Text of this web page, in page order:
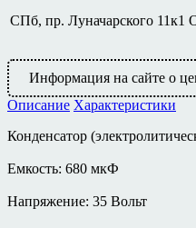
СПб, пр. Луначарского 11к1
Информация на сайте о
Описание Характеристики
Конденсатор
Емкость: 680 мкФ
Напряжение: 35 Вольт